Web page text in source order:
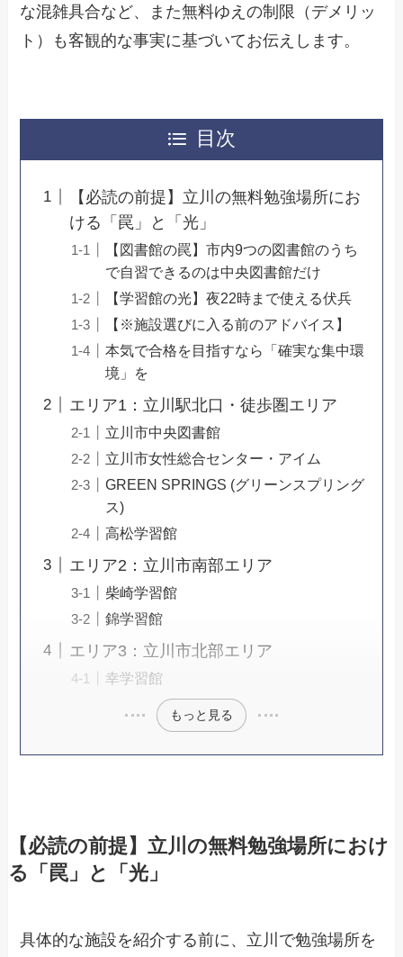
な混雑具合など、また無料ゆえの制限（デメリッ
ト）も客観的な事実に基づいてお伝えします。
目次
【必読の前提】立川の無料勉強場所にお
ける「罠」と「光」
【図書館の罠】市内9つの図書館のうち
で自習できるのは中央図書館だけ
【学習館の光】夜22時まで使える伏兵
【※施設選びに入る前のアドバイス】
本気で合格を目指すなら「確実な集中環
境」を
エリア1：立川駅北口・徒歩圏エリア
立川市中央図書館
立川市女性総合センター・アイム
GREEN SPRINGS (グリーンスプリング
ス)
高松学習館
エリア2：立川市南部エリア
柴崎学習館
錦学習館
エリア3：立川市北部エリア
幸学習館
もっと見る
【必読の前提】立川の無料勉強場所におけ
る「罠」と「光」
具体的な施設を紹介する前に、立川で勉強場所を